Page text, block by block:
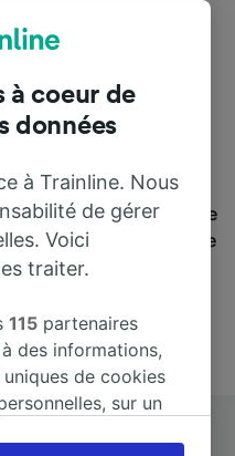
à Wismar, vous êtes
lancez simplement
comparons les temps
en train et en bus.
votre voyage commence
de 170 compagnies de
vos billets sur
à coeur de
données
à Trainline. Nous
de gérer
Voici
traiter.
115 partenaires
des informations,
de cookies
sur un